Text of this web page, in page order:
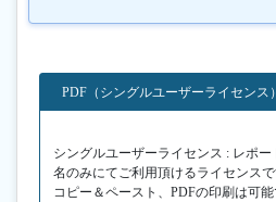
PDF（シングルユーザーライセンス）
シングルユーザーライセンス : レポー
名のみにてご利用頂けるライセンス
コピー＆ペースト、PDFの印刷は可